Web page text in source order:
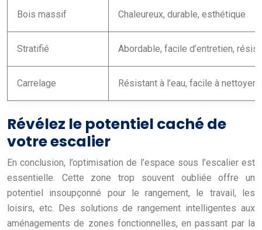
Bois massif Chaleureux, durable, esthétique
Stratifié Abordable, facile d’entretien,
Carrelage Résistant à l’eau, facile à nettoyer,
Révélez le potentiel caché de
votre escalier
En conclusion, l’optimisation de l’espace sous l’escalier est
essentielle. Cette zone trop souvent oubliée offre un
potentiel insoupçonné pour le rangement, le travail, les
loisirs, etc. Des solutions de rangement intelligentes aux
aménagements de zones fonctionnelles, en passant par la